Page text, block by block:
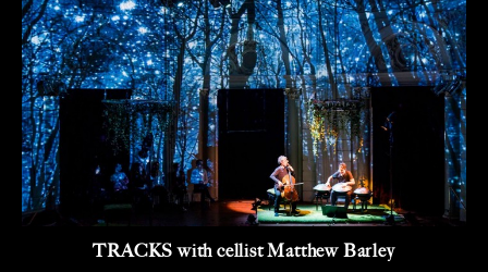
TRACKS with cellist Matthew Barley